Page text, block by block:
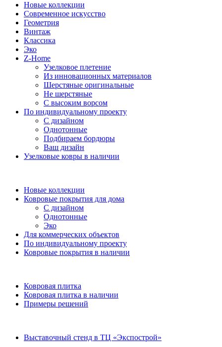
Новые коллекции
Современное искусство
Геометрия
Винтаж
Классика
Эко
Z-Home
Узелковое плетение
Из инновационных материалов
Шерстяные оригинальные
Не шерстяные
С высоким ворсом
По индивидуальному проекту
С дизайном
Однотонные
Подбираем бордюры
Ваш дизайн
Узелковые ковры в наличии
Новые коллекции
Ковровые покрытия для дома
С дизайном
Однотонные
Эко
Для коммерческих объектов
По индивидуальному проекту
Ковровые покрытия в наличии
Ковровая плитка
Ковровая плитка в наличии
Примеры решений
Выставочный стенд в ТЦ «Экспострой»